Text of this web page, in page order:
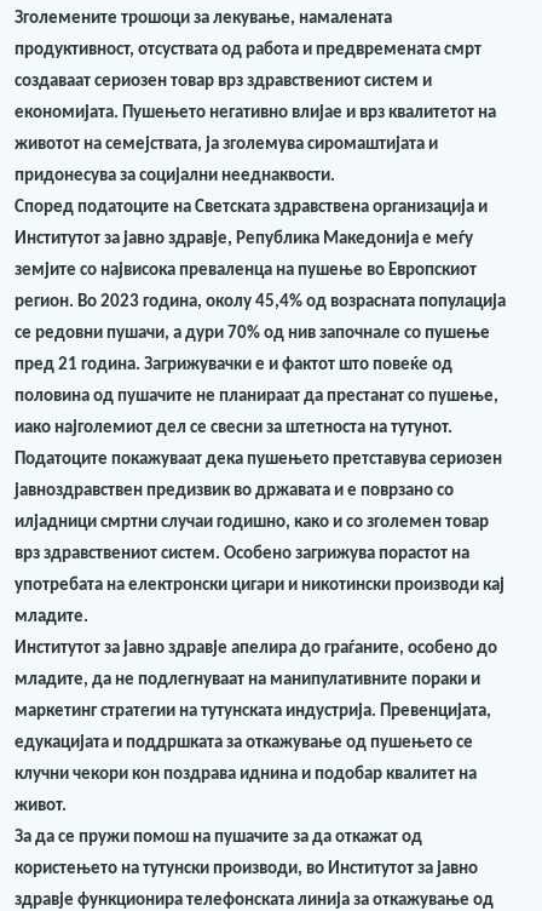
Зголемените трошоци за лекување, намалената
продуктивност, отсуствата од работа и предвремената смрт
создаваат сериозен товар врз здравствениот систем и
економијата. Пушењето негативно влијае и врз квалитетот на
животот на семејствата, ја зголемува сиромаштијата и
придонесува за социјални нееднаквости.
Според податоците на Светската здравствена организација и
Институтот за јавно здравје, Република Македонија е меѓу
земјите со највисока преваленца на пушење во Европскиот
регион. Во 2023 година, околу 45,4% од возрасната популација
се редовни пушачи, а дури 70% од нив започнале со пушење
пред 21 година. Загрижувачки е и фактот што повеќе од
половина од пушачите не планираат да престанат со пушење,
иако најголемиот дел се свесни за штетноста на тутунот.
Податоците покажуваат дека пушењето претставува сериозен
јавноздравствен предизвик во државата и е поврзано со
илјадници смртни случаи годишно, како и со зголемен товар
врз здравствениот систем. Особено загрижува порастот на
употребата на електронски цигари и никотински производи кај
младите.
Институтот за јавно здравје апелира до граѓаните, особено до
младите, да не подлегнуваат на манипулативните пораки и
маркетинг стратегии на тутунската индустрија. Превенцијата,
едукацијата и поддршката за откажување од пушењето се
клучни чекори кон поздрава иднина и подобар квалитет на
живот.
За да се пружи помош на пушачите за да откажат од
користењето на тутунски производи, во Институтот за јавно
здравје функционира телефонската линија за откажување од